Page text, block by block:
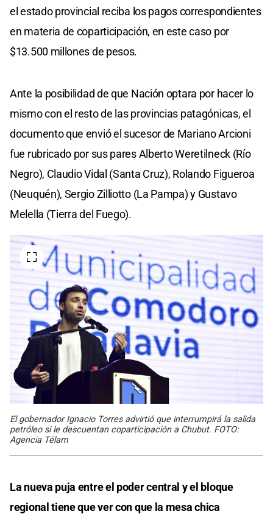
el estado provincial reciba los pagos correspondientes
en materia de coparticipación, en este caso por
$13.500 millones de pesos.
Ante la posibilidad de que Nación optara por hacer lo
mismo con el resto de las provincias patagónicas, el
documento que envió el sucesor de Mariano Arcioni
fue rubricado por sus pares Alberto Weretilneck (Río
Negro), Claudio Vidal (Santa Cruz), Rolando Figueroa
(Neuquén), Sergio Zilliotto (La Pampa) y Gustavo
Melella (Tierra del Fuego).
El gobernador Ignacio Torres advirtió que interrumpirá la salida
petróleo si le descuentan coparticipación a Chubut. FOTO:
Agencia Télam
La nueva puja entre el poder central y el bloque
regional tiene que ver con que la mesa chica